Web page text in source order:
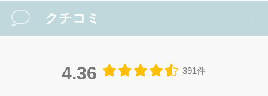
クチコミ
4.36 391件